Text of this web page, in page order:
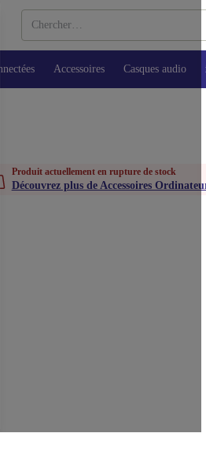
Accessoires Casques audio
Produit actuellement en rupture de stock
Découvrez plus de Accessoires